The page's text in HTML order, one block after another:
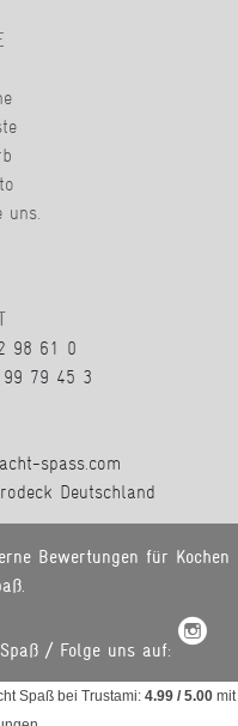
uns.
98 61 0
79 45 3
spass.com
Deutschland
Bewertungen für Kochen
/ Folge uns auf:
Spaß bei Trustami: 4.99 / 5.00 mit